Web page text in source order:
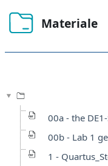
Materiale
00a - the
00b - Lab 1
1 -